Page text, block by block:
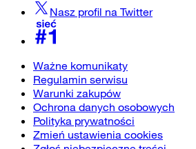
Nasz profil na Twitter
Ważne komunikaty
Regulamin serwisu
Warunki zakupów
Ochrona danych osobowych
Polityka prywatności
Zmień ustawienia cookies